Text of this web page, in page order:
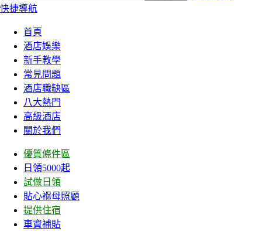
快捷導航
首頁
酒店娛樂
新手教學
常見問題
酒店職缺區
八大熱門
高級酒店
關於我們
優質條件區
日領5000起
試做日領
貼心褓母照顧
提供住宿
車資補貼